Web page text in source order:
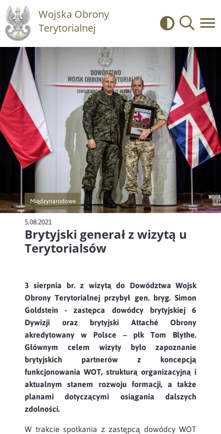
Wojska Obrony
Terytorialnej
Kontrast
Międzynarodowe
Przejście do nowej strony z listą publikacji o kategorii Międzynarodowe
5.08.2021
Brytyjski generał z wizytą u
Terytorialsów
3sierpnia br. z wizytą do Dowództwa Wojsk
Obrony Terytorialnej przybył gen. bryg. Simon
Goldstein - zastępca dowódcy brytyjskiej 6
Dywizji oraz brytyjski Attaché Obrony
akredytowany w Polsce – płk Tom Blythe.
Głównym celem wizyty było zapoznanie
brytyjskich partnerów z koncepcją
funkcjonowania WOT, strukturą organizacyjną i
aktualnym stanem rozwoju formacji, a także
planami dotyczącymi osiągania dalszych
zdolności.
W trakcie spotkania z zastępcą dowódcy WOT